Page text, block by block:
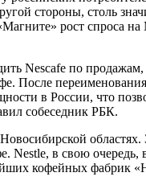
стороны, столь
рост спроса
Nescafe по
После
в России, что
собеседник РБК.
в свою
кофейных фабрик